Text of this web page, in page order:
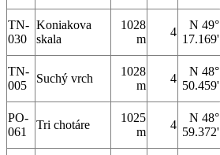
TN-
030
Koniakova
skala
1028
m
4
N 49°
17.169'
TN-
005
Suchý vrch
1028
m
4
N 48°
50.459'
PO-
061
Tri chotáre
1025
m
4
N 48°
59.372'